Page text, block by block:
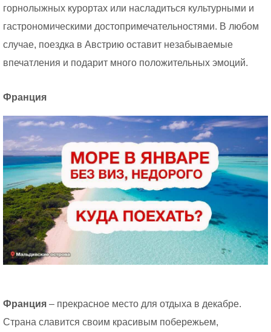
горнолыжных курортах или насладиться культурными и
гастрономическими достопримечательностями. В любом
случае, поездка в Австрию оставит незабываемые
впечатления и подарит много положительных эмоций.
Франция
Франция – прекрасное место для отдыха в декабре.
Страна славится своим красивым побережьем,